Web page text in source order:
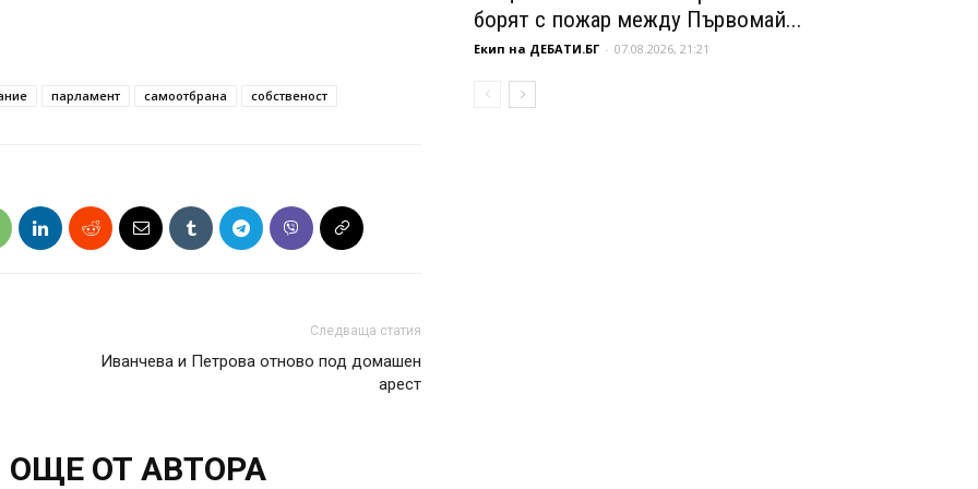
парламент самоотбрана собственост
Следваща статия
Иванчева и Петрова отново под домашен
арест
ОЩЕ ОТ АВТОРА
борят с пожар между Първомай...
Екип на ДЕБАТИ.БГ - 07.08.2026, 21:21